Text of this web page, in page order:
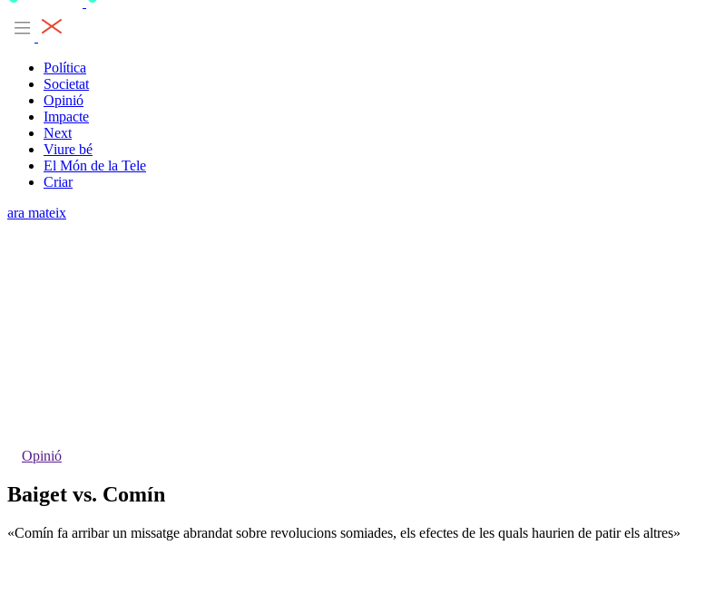
Política
Societat
Opinió
Impacte
Next
Viure bé
El Món de la Tele
Criar
ara mateix
Opinió
Baiget vs. Comín
«Comín fa arribar un missatge abrandat sobre revolucions somiades, els efectes de les quals haurien de patir els altres»